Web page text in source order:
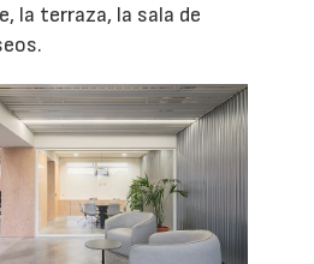
la terraza, la sala de